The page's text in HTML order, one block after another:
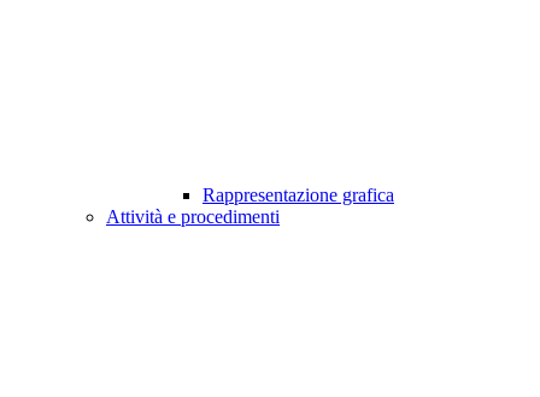
Rappresentazione grafica
Attività e procedimenti